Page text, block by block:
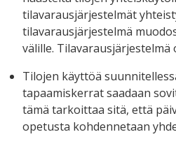
tilavarausjärjestelmät
tilavarausjärjestelmä
välille.
Tilojen käyttöä
tapaamiskerrat saadaan
tämä tarkoittaa sitä, että
opetusta kohdennetaan